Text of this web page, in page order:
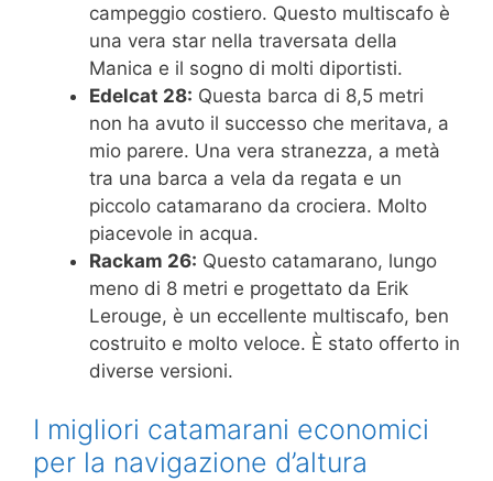
campeggio costiero. Questo multiscafo è
una vera star nella traversata della
Manica e il sogno di molti diportisti.
Edelcat 28: Questa barca di 8,5 metri
non ha avuto il successo che meritava, a
mio parere. Una vera stranezza, a metà
tra una barca a vela da regata e un
piccolo catamarano da crociera. Molto
piacevole in acqua.
Rackam 26: Questo catamarano, lungo
meno di 8 metri e progettato da Erik
Lerouge, è un eccellente multiscafo, ben
costruito e molto veloce. È stato offerto in
diverse versioni.
I migliori catamarani economici
per la navigazione d’altura